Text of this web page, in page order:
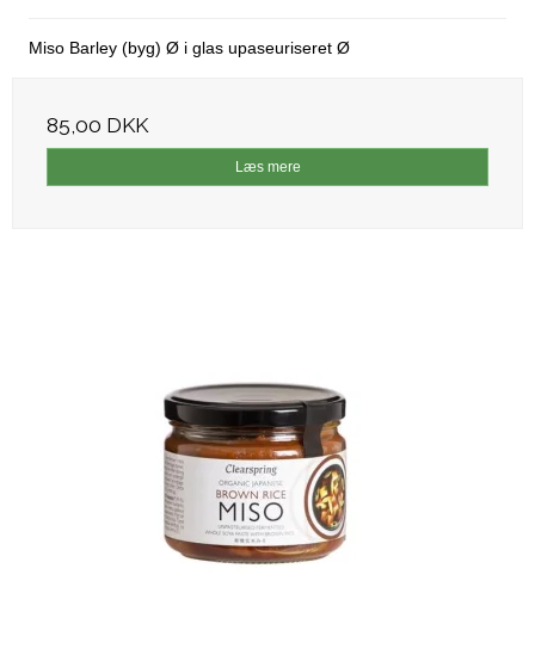
Miso Barley (byg) Ø i glas upaseuriseret Ø
85,00 DKK
Læs mere